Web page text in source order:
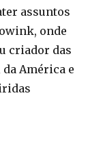
assuntos
onde
criador das
da América e